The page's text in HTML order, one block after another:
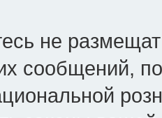
не
сообщений,